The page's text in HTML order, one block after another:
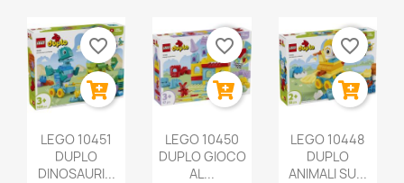
LEGO 10451
DUPLO
DINOSAURI...
favorite_border
LEGO 10450
DUPLO GIOCO
AL...
favorite_border
LEGO 10448
DUPLO
ANIMALI SU...
favorite_border